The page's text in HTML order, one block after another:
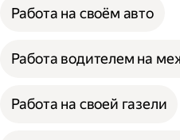
Работа на своём авто
Работа водителем на
Работа на своей газели